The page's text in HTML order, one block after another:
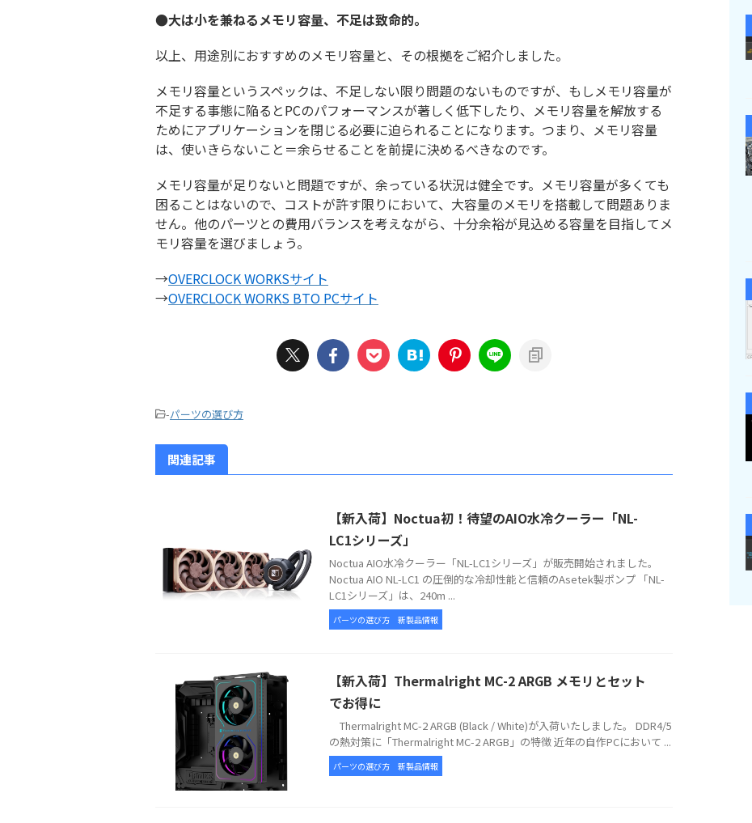
●大は小を兼ねるメモリ容量、不足は致命的。
以上、用途別におすすめのメモリ容量と、その根拠をご紹介しました。
メモリ容量というスペックは、不足しない限り問題のないものですが、もしメモリ容量が
不足する事態に陥るとPCのパフォーマンスが著しく低下したり、メモリ容量を解放する
ためにアプリケーションを閉じる必要に迫られることになります。つまり、メモリ容量
は、使いきらないこと＝余らせることを前提に決めるべきなのです。
メモリ容量が足りないと問題ですが、余っている状況は健全です。メモリ容量が多くても
困ることはないので、コストが許す限りにおいて、大容量のメモリを搭載して問題ありま
せん。他のパーツとの費用バランスを考えながら、十分余裕が見込める容量を目指してメ
モリ容量を選びましょう。
→OVERCLOCK WORKSサイト
→OVERCLOCK WORKS BTO PCサイト
-パーツの選び方
関連記事
【新入荷】Noctua初！待望のAIO水冷クーラー「NL-
LC1シリーズ」
Noctua AIO水冷クーラー「NL-LC1シリーズ」が販売開始されました。
Noctua AIO NL-LC1 の圧倒的な冷却性能と信頼のAsetek製ポンプ 「NL-
LC1シリーズ」は、240m ...
パーツの選び方 新製品情報
【新入荷】Thermalright MC-2 ARGB メモリとセット
でお得に
Thermalright MC-2 ARGB (Black / White)が入荷いたしました。 DDR4/5
の熱対策に「Thermalright MC-2 ARGB」の特徴 近年の自作PCにおいて ...
パーツの選び方 新製品情報